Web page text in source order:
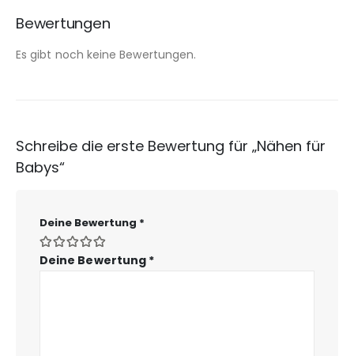
Bewertungen
Es gibt noch keine Bewertungen.
Schreibe die erste Bewertung für „Nähen für
Babys“
Deine Bewertung *
Deine Bewertung *